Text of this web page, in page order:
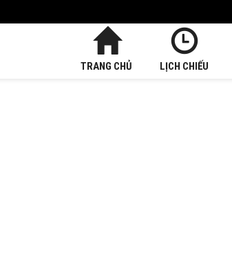
TRANG CHỦ LỊCH CHIẾU